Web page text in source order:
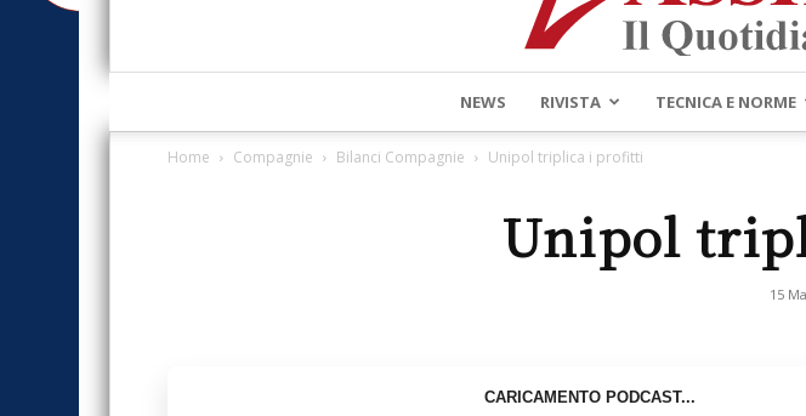
NEWS RIVISTA TECNICA E NORME
Home Compagnie Bilanci Compagnie Unipol triplica i profitti
Unipol
15